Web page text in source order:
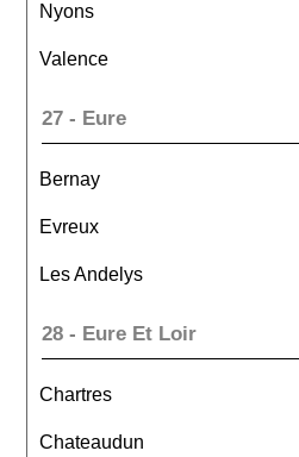
Nyons
Valence
27 - Eure
Bernay
Evreux
Les Andelys
28 - Eure Et Loir
Chartres
Chateaudun